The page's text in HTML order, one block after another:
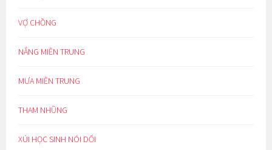
VỢ CHỒNG
NẮNG MIỀN TRUNG
MƯA MIỀN TRUNG
THAM NHŨNG
XÚI HỌC SINH NÓI DỐI